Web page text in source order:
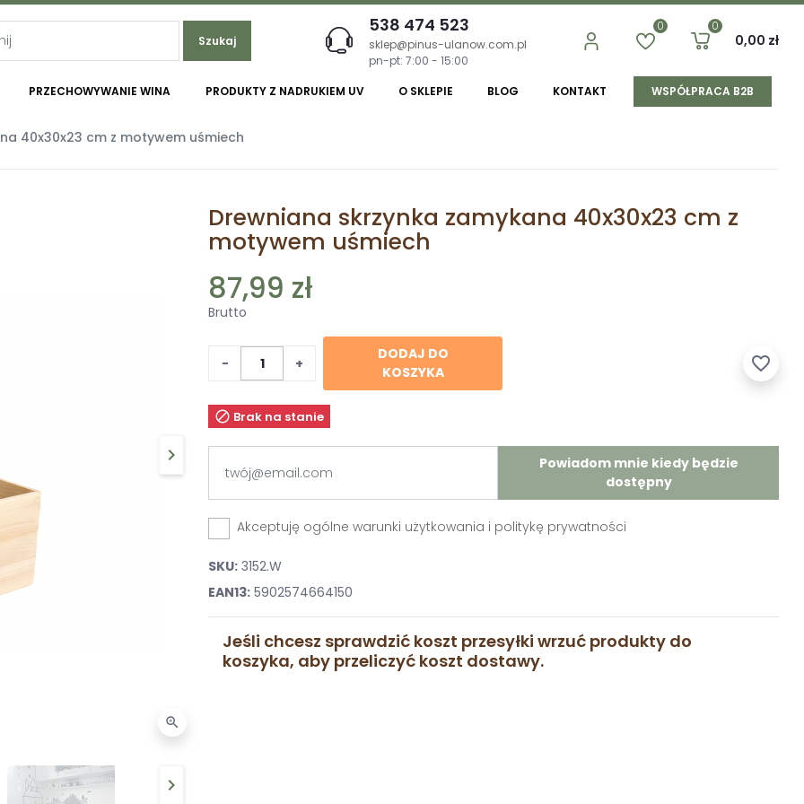
Szukaj
538 474 523
sklep@pinus-ulanow.com.pl
pn-pt: 7:00 - 15:00
0 0
0,00 zł
PRZECHOWYWANIE WINA PRODUKTY Z NADRUKIEM UV O SKLEPIE BLOG KONTAKT WSPÓŁPRACA B2B
40x30x23 cm z motywem uśmiech
Następny
keyboard_arrow_right
zoom_in
Następny
keyboard_arrow_right
Drewniana skrzynka zamykana 40x30x23 cm z
motywem uśmiech
87,99 zł
Brutto
− +
DODAJ DO
KOSZYKA
favorite_border
 Brak na stanie
Powiadom mnie kiedy będzie
dostępny
Akceptuję ogólne warunki użytkowania i politykę prywatności
SKU: 3152.W
EAN13: 5902574664150
Jeśli chcesz sprawdzić koszt przesyłki wrzuć produkty do
koszyka, aby przeliczyć koszt dostawy.